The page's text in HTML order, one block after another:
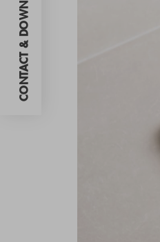
CONTACT & DOWNLOADS